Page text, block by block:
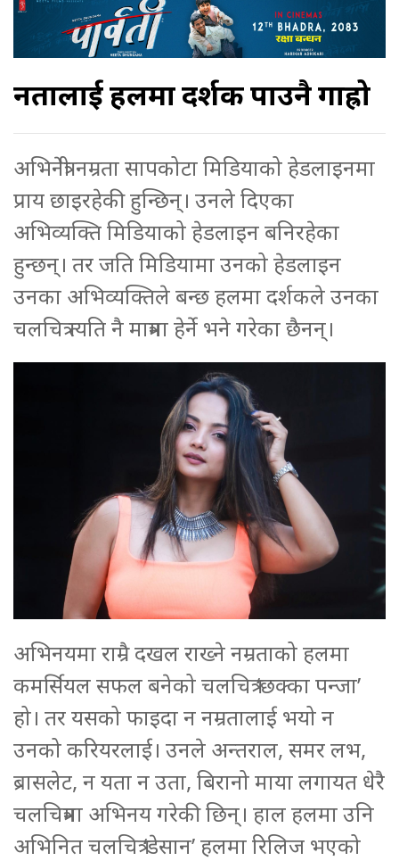
नम्रतालाई हलमा दर्शक पाउनै गाह्रो
अभिनेत्री नम्रता सापकोटा मिडियाको हेडलाइनमा
प्राय छाइरहेकी हुन्छिन्। उनले दिएका
अभिव्यक्ति मिडियाको हेडलाइन बनिरहेका
हुन्छन्। तर जति मिडियामा उनको हेडलाइन
उनका अभिव्यक्तिले बन्छ हलमा दर्शकले उनका
चलचित्र त्यति नै मात्रमा हेर्ने भने गरेका छैनन्।
अभिनयमा राम्रै दखल राख्ने नम्रताको हलमा
कमर्सियल सफल बनेको चलचित्र ‘छक्का पन्जा’
हो। तर यसको फाइदा न नम्रतालाई भयो न
उनको करियरलाई। उनले अन्तराल, समर लभ,
ब्रासलेट, न यता न उता, बिरानो माया लगायत धेरै
चलचित्रमा अभिनय गरेकी छिन्। हाल हलमा उनि
अभिनित चलचित्र ‘डेसान’ हलमा रिलिज भएको